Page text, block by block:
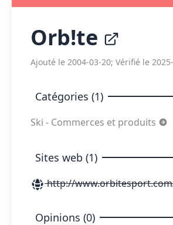
Orb!te
Ajouté le 2004-03-20; Vérifié le
Catégories (1)
Ski - Commerces et produits
Sites web (1)
http://
Opinions (0)